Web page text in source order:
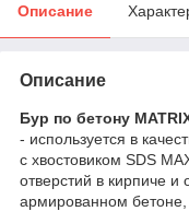
Описание
Описание
Бур по бетону
- используется в
с хвостовиком SDS
отверстий в кирпиче
армированном бетоне,